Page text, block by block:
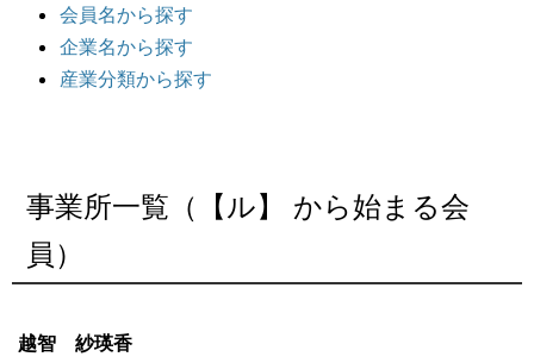
会員名から探す
企業名から探す
産業分類から探す
事業所一覧（【ル】 から始まる会
員）
越智 紗瑛香